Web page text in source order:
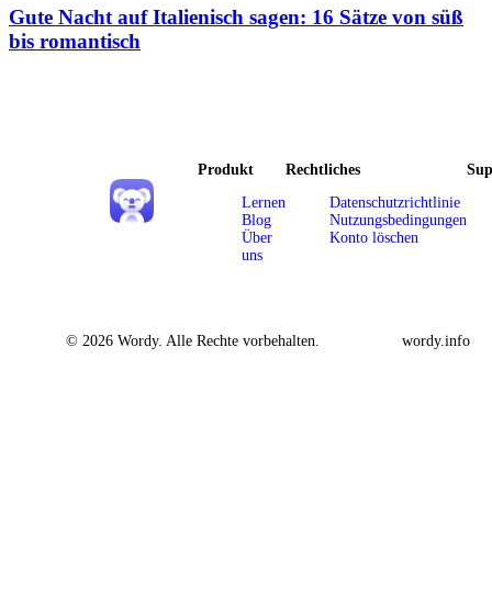
Gute Nacht auf Italienisch sagen: 16 Sätze von süß
bis romantisch
Produkt
Lernen
Blog
Über
uns
Rechtliches
Datenschutzrichtlinie
Nutzungsbedingungen
Konto löschen
© 2026 Wordy. Alle Rechte vorbehalten. wordy.info